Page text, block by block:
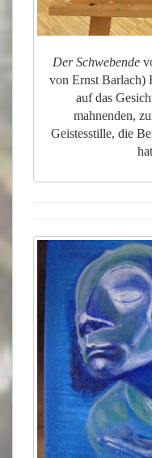
Der Schwebende
von Ernst Barlach)
auf das
mahnenden,
Geistesstille, die